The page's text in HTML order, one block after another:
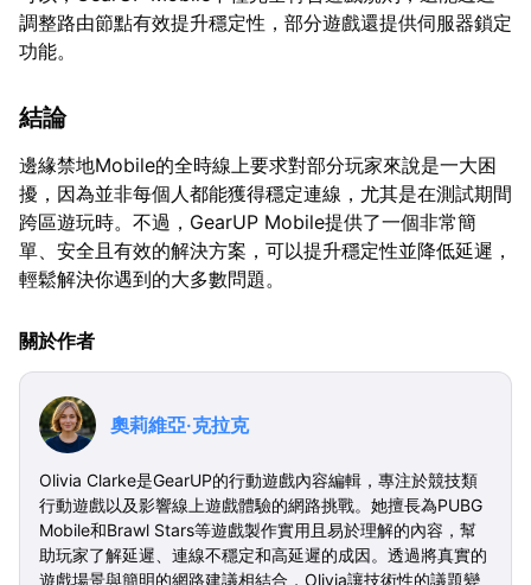
調整路由節點有效提升穩定性，部分遊戲還提供伺服器鎖定
功能。
結論
邊緣禁地Mobile的全時線上要求對部分玩家來說是一大困
擾，因為並非每個人都能獲得穩定連線，尤其是在測試期間
跨區遊玩時。不過，GearUP Mobile提供了一個非常簡
單、安全且有效的解決方案，可以提升穩定性並降低延遲，
輕鬆解決你遇到的大多數問題。
關於作者
奧莉維亞·克拉克
Olivia Clarke是GearUP的行動遊戲內容編輯，專注於競技類
行動遊戲以及影響線上遊戲體驗的網路挑戰。她擅長為PUBG
Mobile和Brawl Stars等遊戲製作實用且易於理解的內容，幫
助玩家了解延遲、連線不穩定和高延遲的成因。透過將真實的
遊戲場景與簡明的網路建議相結合，Olivia讓技術性的議題變